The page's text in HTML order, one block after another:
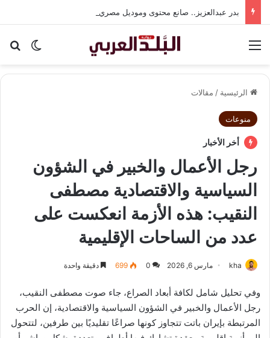
الوضع
الرئيسية / مقالات
منوعات
أخر الأخبار
رجل الأعمال والخبير في الشؤون
السياسية والاقتصادية مصطفى
النقيب: هذه الأزمة انعكست على
عدد من الساحات الإقليمية
kha مارس 6, 2026 0
699 دقيقة واحدة
وفي تحليل شامل لكافة أبعاد الصراع، جاء صوت مصطفى النقيب،
رجل الأعمال والخبير في الشؤون السياسية والاقتصادية، إن الحرب
المرتبطة بإيران باتت تتجاوز كونها صراعًا تقليديًا بين طرفين، لتتحول